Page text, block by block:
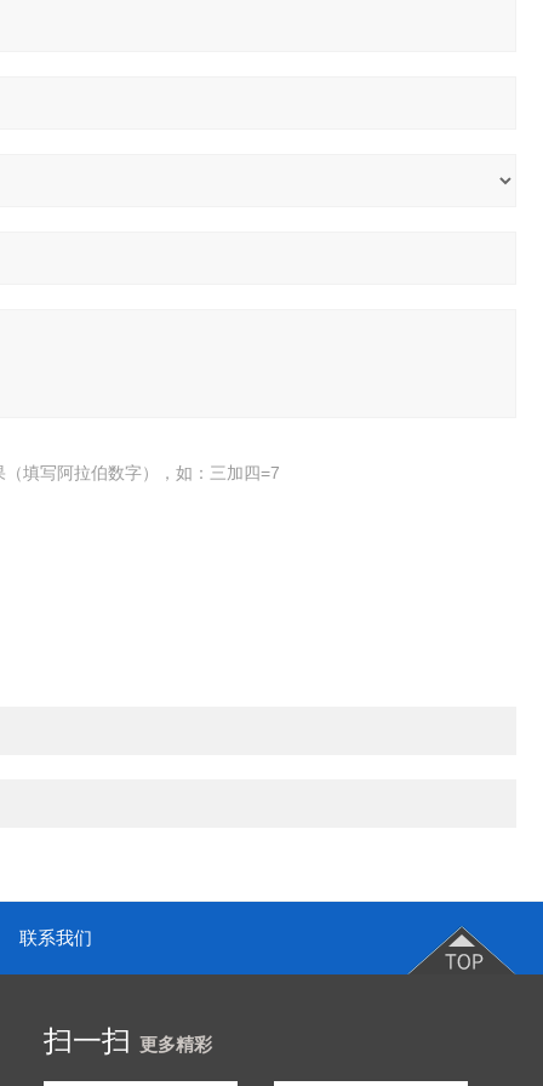
（填写阿拉伯数字），如：三加四=7
联系我们
扫一扫 更多精彩